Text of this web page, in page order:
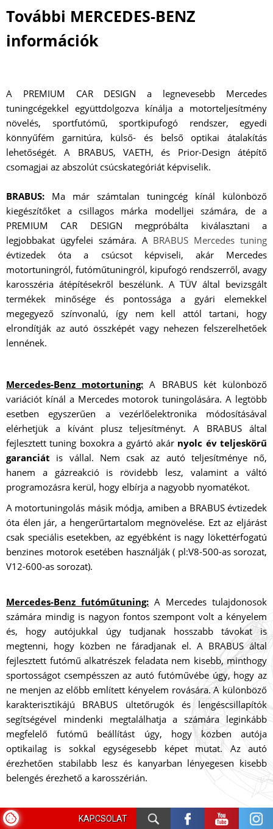
KAPCSOLAT
További MERCEDES-BENZ
információk
A PREMIUM CAR DESIGN a legnevesebb Mercedes
tuningcégekkel együttdolgozva kínálja a motorteljesítmény
növelés, sportfutómű, sportkipufogó rendszer, egyedi
könnyűfém garnitúra, külső- és belső optikai átalakítás
lehetőségét. A BRABUS, VAETH, és Prior-Design átépítő
csomagjai az abszolút csúcskategóriát képviselik.
BRABUS: Ma már számtalan tuningcég kínál különböző
kiegészítőket a csillagos márka modelljei számára, de a
PREMIUM CAR DESIGN megpróbálta kiválasztani a
legjobbakat ügyfelei számára. A BRABUS Mercedes tuning
évtizedek óta a csúcsot képviseli, akár Mercedes
motortuningról, futóműtuningról, kipufogó rendszerről, avagy
karosszéria átépítésekről beszélünk. A TÜV által bevizsgált
termékek minősége és pontossága a gyári elemekkel
megegyező színvonalú, így nem kell attól tartani, hogy
elrondítják az autó összképét vagy nehezen felszerelhetőek
lennének.
Mercedes-Benz motortuning: A BRABUS két különböző
variációt kínál a Mercedes motorok tuningolására. A legtöbb
esetben egyszerűen a vezérlőelektronika módosításával
elérhetjük a kívánt plusz teljesítményt. A BRABUS által
fejlesztett tuning boxokra a gyártó akár nyolc év teljeskörű
garanciát is vállal. Nem csak az autó teljesítménye nő,
hanem a gázreakció is rövidebb lesz, valamint a váltó
programozásra kerül, hogy elbírja a nagyobb nyomatékot.
A motortuningolás másik módja, amiben a BRABUS évtizedek
óta élen jár, a hengerűrtartalom megnövelése. Ezt az eljárást
csak speciális esetekben, az egyébként is nagy lökettérfogatú
benzines motorok esetében használják ( pl:V8-500-as sorozat,
V12-600-as sorozat).
Mercedes-Benz futóműtuning: A Mercedes tulajdonosok
számára mindig is nagyon fontos szempont volt a kényelem
és, hogy autójukkal úgy tudjanak hosszabb távokat is
megtenni, hogy közben ne fáradjanak el. A BRABUS által
fejlesztett futómű alkatrészek feladata nem kisebb, minthogy
sportosságot csempésszen az autó futóművébe úgy, hogy az
ne menjen az előbb említett kényelem rovására. A különböző
karakterisztikájú BRABUS ültetőrugók és lengéscsillapítók
segítségével mindenki megtalálhatja a számára leginkább
megfelelő futómű beállítást úgy, hogy közben autója
optikailag is sokkal egységesebb képet mutat. Az autó
érezhetően stabilabb lesz és kanyarban lényegesen kisebb
belengés érezhető a karosszérián.
BRABUS kipufogótuning, kipufogó rendszerek:A BRABUS